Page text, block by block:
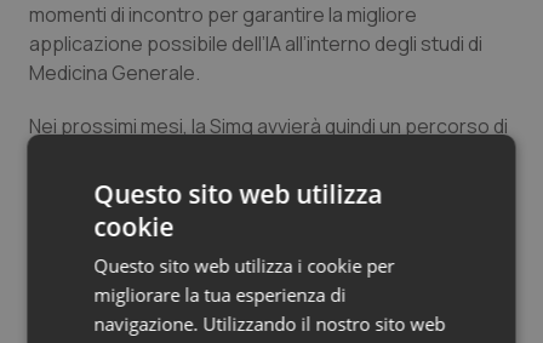
Tumore al seno
Tumore ovarico
Tumori del Polmone & Testa Collo
Tumori gastrointestinali
Ulcera & Reflusso
Vaccini
momenti di incontro per garantire la migliore
applicazione possibile dell’IA all’interno degli studi di
Medicina Generale.
Nei prossimi mesi, la Simg avvierà quindi un percorso di
Position Paper, tramite webinar e corsi di formazione
ECM dedicati. Saranno inoltre istituiti tavoli di confronto
con partner istituzionali e aziende specializzate, con
l’obiettivo di favorire progetti sperimentali e di ricerca
che possano validare sul campo l’efficacia degli
strumenti di IA nel miglioramento dell’assistenza
Questo sito web utilizza
cookie
Questo sito web utilizza i cookie per
migliorare la tua esperienza di
navigazione. Utilizzando il nostro sito web